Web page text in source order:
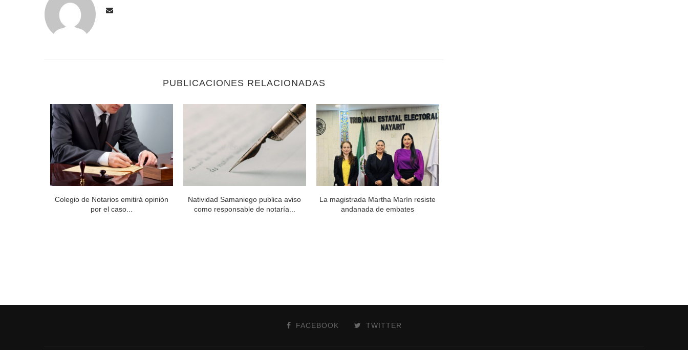
PUBLICACIONES RELACIONADAS
Colegio de Notarios emitirá opinión
por el caso...
Natividad Samaniego publica aviso
como responsable de notaría...
La magistrada Martha Marín resiste
andanada de embates
FACEBOOK TWITTER